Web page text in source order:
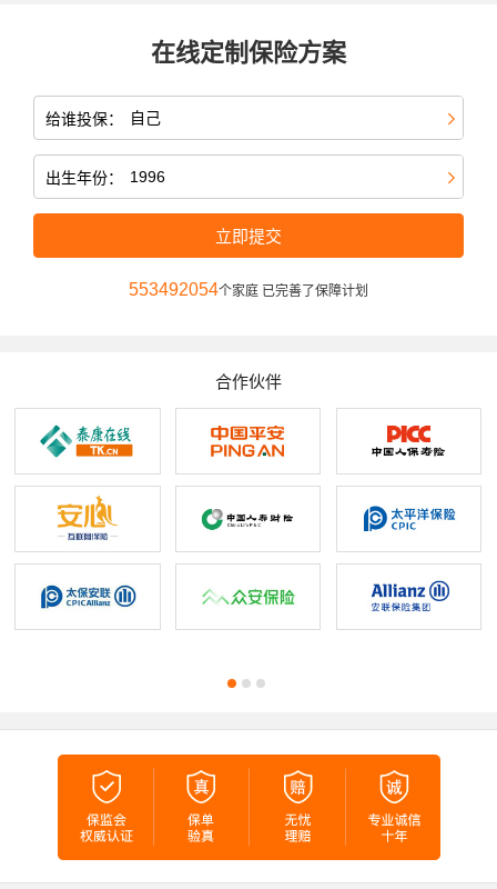
在线定制保险方案
给谁投保：
出生年份：
立即提交
553492054个家庭 已完善了保障计划
合作伙伴